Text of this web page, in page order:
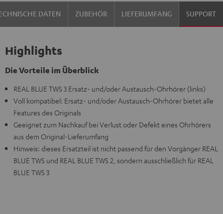
DATEN ZUBEHÖR LIEFERUMFANG SUPPORT
Highlights
Die Vorteile im Überblick
REAL BLUE TWS 3 Ersatz- und/oder Austausch-Ohrhörer (links)
Voll kompatibel: Ersatz- und/oder Austausch-Ohrhörer bietet alle
Features des Originals
Geeignet zum Nachkauf bei Verlust oder Defekt eines Ohrhörers
aus dem Original-Lieferumfang
Hinweis: dieses Ersatzteil ist nicht passend für den Vorgänger REAL
BLUE TWS und REAL BLUE TWS 2, sondern ausschließlich für REAL
BLUE TWS 3